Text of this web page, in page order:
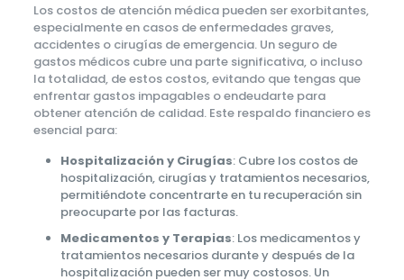
Los costos de atención médica pueden ser exorbitantes,
especialmente en casos de enfermedades graves,
accidentes o cirugías de emergencia. Un seguro de
gastos médicos cubre una parte significativa, o incluso
la totalidad, de estos costos, evitando que tengas que
enfrentar gastos impagables o endeudarte para
obtener atención de calidad. Este respaldo financiero es
esencial para:
Hospitalización y Cirugías: Cubre los costos de
hospitalización, cirugías y tratamientos necesarios,
permitiéndote concentrarte en tu recuperación sin
preocuparte por las facturas.
Medicamentos y Terapias: Los medicamentos y
tratamientos necesarios durante y después de la
hospitalización pueden ser muy costosos. Un